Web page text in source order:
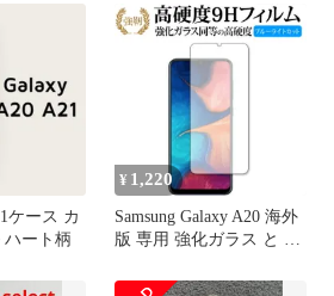
ケース カ
ート柄
¥ 1,220
Samsung Galaxy A20 海外
版 専用 強化ガラス と 同
イトカット クリア光沢